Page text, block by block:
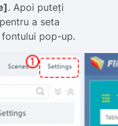
. Apoi puteți
a seta
pop-up.